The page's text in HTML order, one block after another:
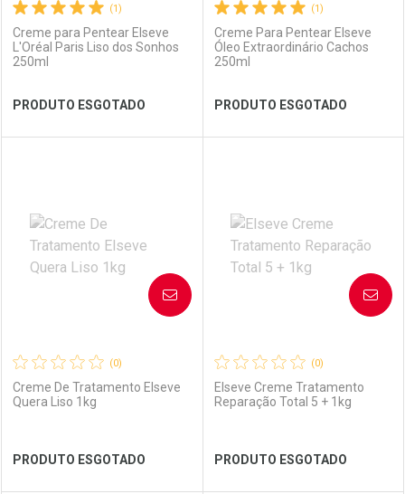
Ver Desconto Convênio Ver Desconto Convênio
(1)
Creme para Pentear Elseve
L'Oréal Paris Liso dos Sonhos
250ml
PRODUTO ESGOTADO
Laboratório
Ver Desconto Convênio
Por Menos
(1)
Creme Para Pentear Elseve
Óleo Extraordinário Cachos
250ml
PRODUTO ESGOTADO
Laboratório
Ver Desconto Convênio
Por Menos
(0)
Creme De Tratamento Elseve
Quera Liso 1kg
PRODUTO ESGOTADO
AVISE-ME
(0)
Elseve Creme Tratamento
Reparação Total 5 + 1kg
PRODUTO ESGOTADO
AVISE-ME